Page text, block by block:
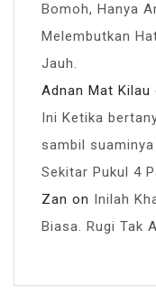
Bomoh, Hanya
Melembutkan
Jauh.
Adnan Mat Kilau
Ini Ketika
sambil
Sekitar Pukul 4
Zan on Inilah
Biasa. Rugi Tak